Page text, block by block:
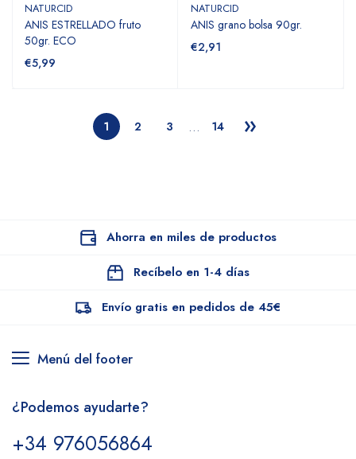
NATURCID
ANIS ESTRELLADO fruto
50gr. ECO
€5,99
NATURCID
ANIS grano bolsa 90gr.
€2,91
1 2 3 … 14
Ahorra en miles de productos
Recíbelo en 1-4 días
Envío gratis en pedidos de 45€
Menú del footer
¿Podemos ayudarte?
+34 976056864